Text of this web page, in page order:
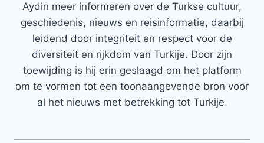
Aydin meer informeren over de Turkse cultuur,
geschiedenis, nieuws en reisinformatie, daarbij
leidend door integriteit en respect voor de
diversiteit en rijkdom van Turkije. Door zijn
toewijding is hij erin geslaagd om het platform
om te vormen tot een toonaangevende bron voor
al het nieuws met betrekking tot Turkije.